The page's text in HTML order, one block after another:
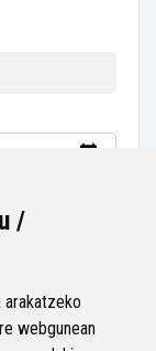
/
webgunean